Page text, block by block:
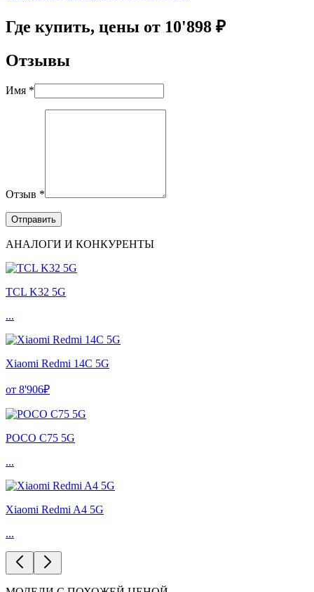
Где купить, цены от 10'898 ₽
Отзывы
Имя *
Отзыв *
АНАЛОГИ И КОНКУРЕНТЫ
TCL K32 5G
...
Xiaomi Redmi 14C 5G
от 8'906₽
POCO C75 5G
...
Xiaomi Redmi A4 5G
...